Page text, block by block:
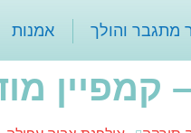
מתגבר והולך אמנות
קמפיין